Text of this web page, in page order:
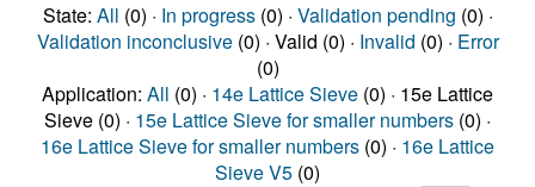
State: All (0) · In progress(0) · Validation pending (0) ·
Validation inconclusive(0) · Valid (0) · Invalid (0) · Error
(0)
Application: All (0) · 14e Lattice Sieve (0) · 15e Lattice
Sieve (0) · 15e Lattice Sieve for smaller numbers (0) ·
16e Lattice Sieve for smaller numbers (0) · 16e Lattice
Sieve V5 (0)